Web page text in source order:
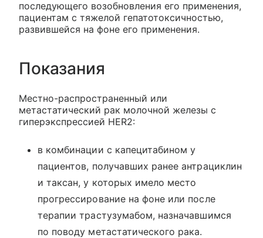
последующего возобновления его применения,
пациентам с тяжелой гепатотоксичностью,
развившейся на фоне его применения.
Показания
Местно-распространенный или
метастатический рак молочной железы с
гиперэкспрессией HER2:
в комбинации с капецитабином у
пациентов, получавших ранее антрациклин
и таксан, у которых имело место
прогрессирование на фоне или после
терапии трастузумабом, назначавшимся
по поводу метастатического рака.